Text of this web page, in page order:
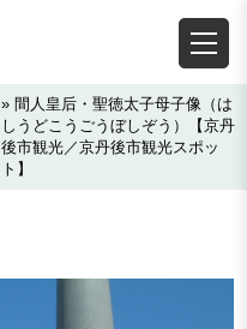
» 間人皇后・聖徳太子母子像（は
しうどこうごうぼしぞう）【京丹
後市観光／京丹後市観光スポッ
ト】